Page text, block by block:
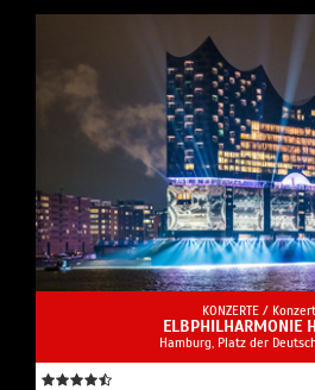
KONZERTE /
ELBPHILHARMONIE
Hamburg, Platz der